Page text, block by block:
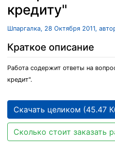
кредиту"
Шпаргалка, 28 Октября 2011,
Краткое описание
Работа содержит ответы на
кредит".
Скачать целиком (45.47
Сколько стоит заказать